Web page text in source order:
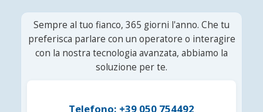
Sempre al tuo fianco, 365 giorni l'anno. Che tu
preferisca parlare con un operatore o interagire
con la nostra tecnologia avanzata, abbiamo la
soluzione per te.
Telefono: +39 050 754492